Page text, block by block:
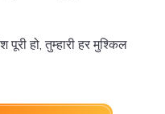
पूरी हो, तुम्हारी हर मुश्किल